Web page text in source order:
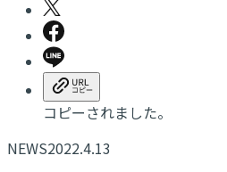
コピーされました。
NEWS2022.4.13